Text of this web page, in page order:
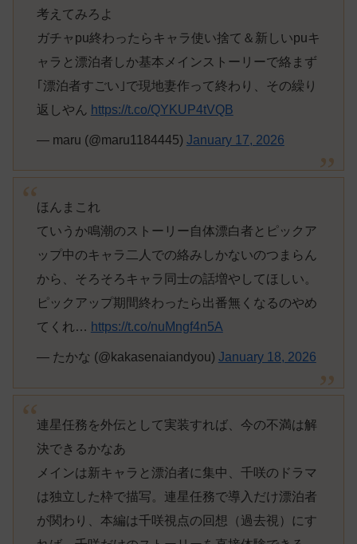
考えてみろよ
ガチャpu終わったらキャラ使い捨て＆新しいpuキ
ャラと漂泊者しか基本メインストーリーで絡まず
｢漂泊者すごい｣で現地妻作って終わり、その繰り
返しやん https://t.co/QYKUP4tVQB
— maru (@maru1184445) January 17, 2026
ほんまこれ
ていうか鳴潮のストーリー自体漂白者とピックア
ップ中のキャラ二人での絡みしかないのつまらん
から、そろそろキャラ同士の話増やしてほしい。
ピックアップ期間終わったら出番無くなるのやめ
てくれ… https://t.co/nuMngf4n5A
— たかな (@kakasenaiandyou) January 18, 2026
連星任務を外伝として実装すれば、今の不満は解
決できるかなあ
メインは新キャラと漂泊者に集中、千咲のドラマ
は独立した枠で描写。連星任務で導入だけ漂泊者
が関わり、本編は千咲視点の回想（過去視）にす